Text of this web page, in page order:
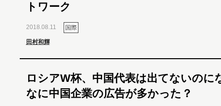
トワーク
2018.08.11 国際
田村和輝
ロシアW杯、中国代表は出てないのに
なに中国企業の広告が多かった？